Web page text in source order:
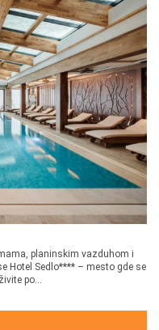
planinskim vazduhom i
Hotel Sedlo**** – mesto gde se
po...